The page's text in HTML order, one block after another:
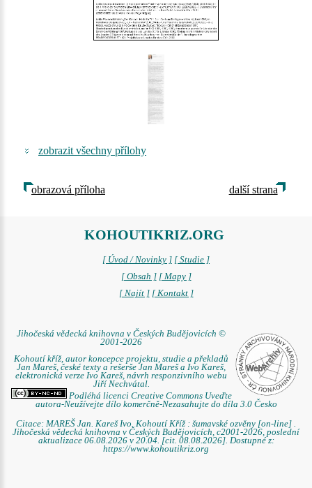
zobrazit všechny přílohy
obrazová příloha další strana
KOHOUTIKRIZ.ORG
[ Úvod / Novinky ] [ Studie ]
[ Obsah ] [ Mapy ]
[ Najít ] [ Kontakt ]
Jihočeská vědecká knihovna v Českých Budějovicích ©
2001-2026
Kohoutí kříž, autor koncepce projektu, studie a překladů
Jan Mareš, české texty a rešerše Jan Mareš a Ivo Kareš,
elektronická verze Ivo Kareš, návrh responzivního webu
Jiří Nechvátal.
Podléhá licenci Creative Commons Uveďte
autora-Neužívejte dílo komerčně-Nezasahujte do díla 3.0 Česko
Citace: MAREŠ Jan. Kareš Ivo. Kohoutí Kříž : šumavské ozvěny [on-line] .
Jihočeská vědecká knihovna v Českých Budějovicích, c2001-2026, poslední
aktualizace 06.08.2026 v 20.04. [cit. 08.08.2026]. Dostupné z:
https://www.kohoutikriz.org